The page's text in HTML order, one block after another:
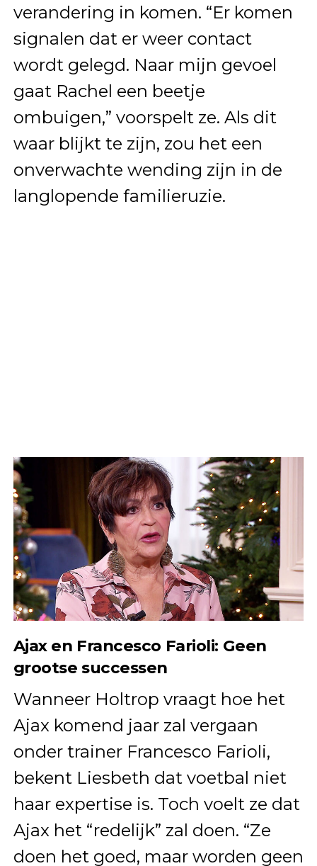
verandering in komen. “Er komen
signalen dat er weer contact
wordt gelegd. Naar mijn gevoel
gaat Rachel een beetje
ombuigen,” voorspelt ze. Als dit
waar blijkt te zijn, zou het een
onverwachte wending zijn in de
langlopende familieruzie.
Ajax en Francesco Farioli: Geen
grootse successen
Wanneer Holtrop vraagt hoe het
Ajax komend jaar zal vergaan
onder trainer Francesco Farioli,
bekent Liesbeth dat voetbal niet
haar expertise is. Toch voelt ze dat
Ajax het “redelijk” zal doen. “Ze
doen het goed, maar worden geen